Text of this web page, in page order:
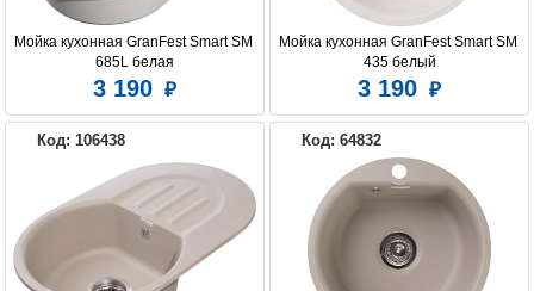
Мойка кухонная GranFest Smart SM
685L белая
3 190
Мойка кухонная GranFest Smart SM
435 белый
3 190
Код: 106438 Код: 64832